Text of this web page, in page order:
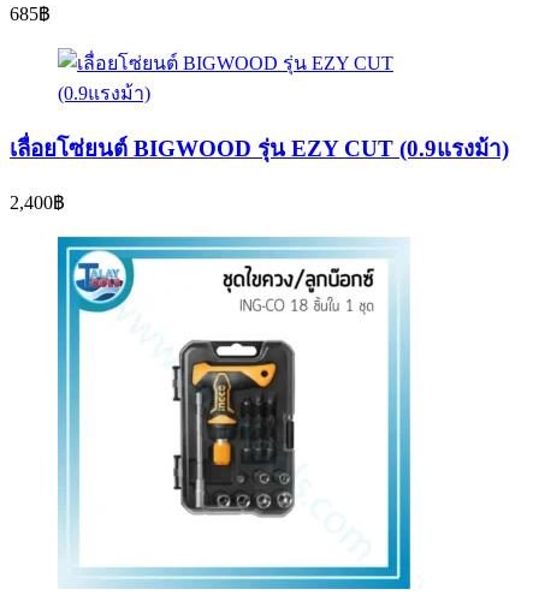
685฿
เลื่อยโซ่ยนต์ BIGWOOD รุ่น EZY CUT (0.9แรงม้า)
2,400฿